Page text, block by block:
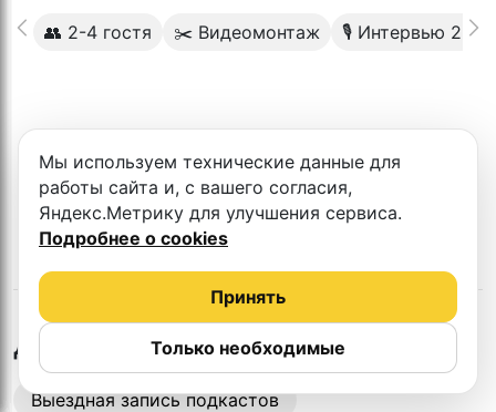
👥 2-4 гостя ✂️ Видеомонтаж 🎙 Интервью 2
студии
Другие студии в Новокузнецке
Выездная запись подкастов
Мы используем технические данные для
работы сайта и, с вашего согласия,
Яндекс.Метрику для улучшения сервиса.
Подробнее о cookies
Только необходимые
Принять